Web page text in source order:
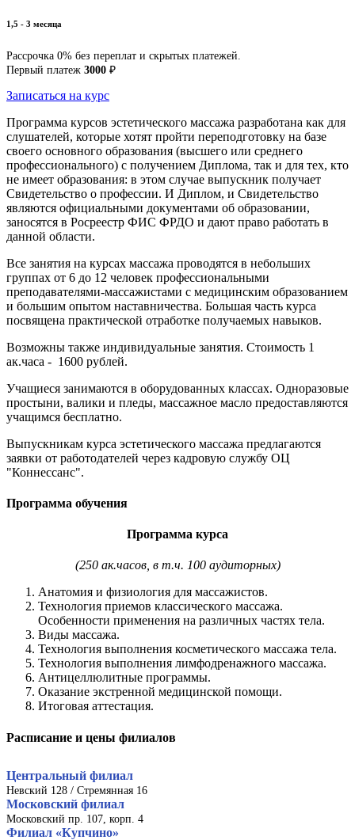
1,5 - 3 месяца
Рассрочка 0% без переплат и скрытых платежей.
Первый платеж 3000 ₽
Записаться на курс
Программа курсов эстетического массажа разработана как для
слушателей, которые хотят пройти переподготовку на базе
своего основного образования (высшего или среднего
профессионального) с получением Диплома, так и для тех, кто
не имеет образования: в этом случае выпускник получает
Свидетельство о профессии. И Диплом, и Свидетельство
являются официальными документами об образовании,
заносятся в Росреестр ФИС ФРДО и дают право работать в
данной области.
Все занятия на курсах массажа проводятся в небольших
группах от 6 до 12 человек профессиональными
преподавателями-массажистами с медицинским образованием
и большим опытом наставничества. Большая часть курса
посвящена практической отработке получаемых навыков.
Возможны также индивидуальные занятия. Стоимость 1
ак.часа - 1600 рублей.
Учащиеся занимаются в оборудованных классах. Одноразовые
простыни, валики и пледы, массажное масло предоставляются
учащимся бесплатно.
Выпускникам курса эстетического массажа предлагаются
заявки от работодателей через кадровую службу ОЦ
"Коннессанс".
Программа обучения
Программа курса
(250 ак.часов, в т.ч. 100 аудиторных)
Анатомия и физиология для массажистов.
Технология приемов классического массажа.
Особенности применения на различных частях тела.
Виды массажа.
Технология выполнения косметического массажа тела.
Технология выполнения лимфодренажного массажа.
Антицеллюлитные программы.
Оказание экстренной медицинской помощи.
Итоговая аттестация.
Расписание и цены филиалов
Центральный филиал
Невский 128 / Стремянная 16
Московский филиал
Московский пр. 107, корп. 4
Филиал «Купчино»